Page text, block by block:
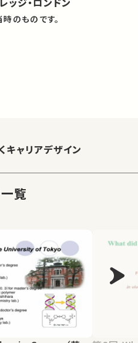
のものです。
キャリアデザイン
覧